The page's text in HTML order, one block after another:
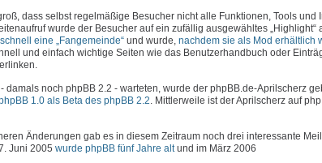
dass selbst regelmäßige Besucher nicht alle Funktionen, Tools und
wurde der Besucher auf ein zufällig ausgewähltes „Highlight“
eine „Fangemeinde“ und wurde, nachdem sie als Mod erhältlich
und einfach wichtige Seiten wie das Benutzerhandbuch oder
noch phpBB 2.2 - warteten, wurde der phpBB.de-Aprilscherz
1.0 als Beta des phpBB 2.2. Mittlerweile ist der Aprilscherz auf
Änderungen gab es in diesem Zeitraum noch drei interessante
Juni 2005 wurde phpBB fünf Jahre altund im März 2006